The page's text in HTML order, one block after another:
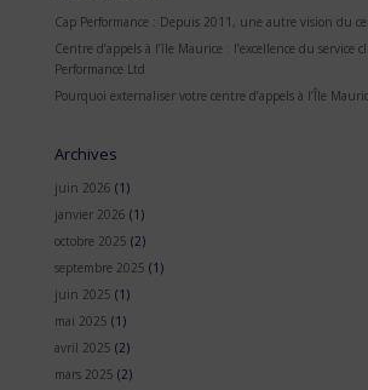
Cap Performance : Depuis 2011, une autre vision du
Centre d’appels à l’île Maurice : l’excellence du service
Performance Ltd
Pourquoi externaliser votre centre d’appels à l’Île
Archives
juin 2026 (1)
janvier 2026 (1)
octobre 2025 (2)
septembre 2025 (1)
juin 2025 (1)
mai 2025 (1)
avril 2025 (2)
mars 2025 (2)